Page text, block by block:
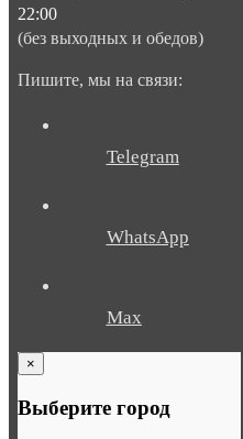
22:00
(без выходных и обедов)
Пишите, мы на связи:
Telegram
WhatsApp
Max
×
Выберите город